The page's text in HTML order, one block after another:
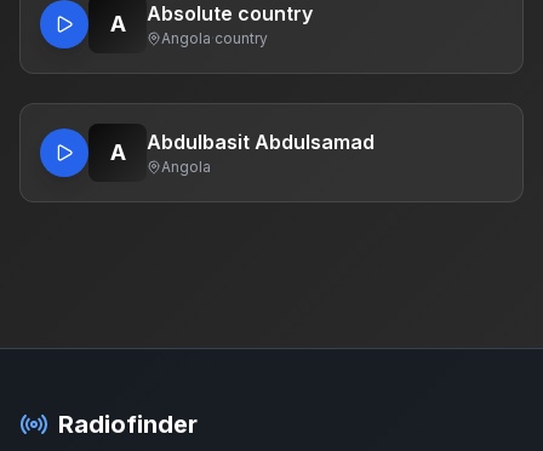
A Absolute country
Angola·country
A Abdulbasit Abdulsamad
Angola
Radiofinder